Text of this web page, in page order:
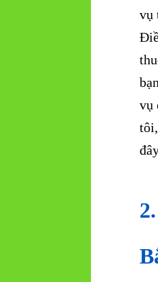
vụ
vụ